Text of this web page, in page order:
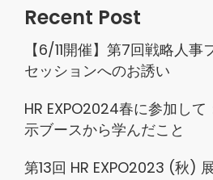
Recent Post
【6/11開催】第7回戦略人
セッションへのお誘い
HR EXPO2024春に参加し
示ブースから学んだこと
第13回 HR EXPO2023 (秋)